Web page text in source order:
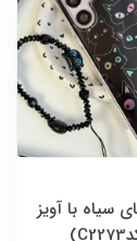
سیاه با آویز